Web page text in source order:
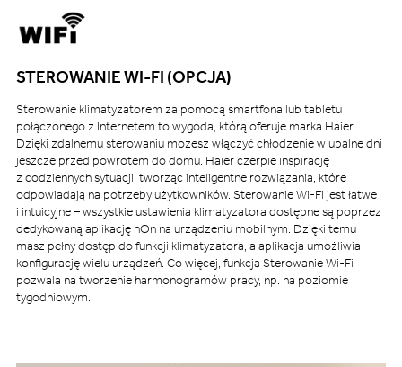
STEROWANIE WI-FI (OPCJA)
Sterowanie klimatyzatorem za pomocą smartfona lub tabletu
połączonego z Internetem to wygoda, którą oferuje marka Haier.
Dzięki zdalnemu sterowaniu możesz włączyć chłodzenie w upalne dni
jeszcze przed powrotem do domu. Haier czerpie inspirację
z codziennych sytuacji, tworząc inteligentne rozwiązania, które
odpowiadają na potrzeby użytkowników. Sterowanie Wi-Fi jest łatwe
i intuicyjne – wszystkie ustawienia klimatyzatora dostępne są poprzez
dedykowaną aplikację hOn na urządzeniu mobilnym. Dzięki temu
masz pełny dostęp do funkcji klimatyzatora, a aplikacja umożliwia
konfigurację wielu urządzeń. Co więcej, funkcja Sterowanie Wi-Fi
pozwala na tworzenie harmonogramów pracy, np. na poziomie
tygodniowym.